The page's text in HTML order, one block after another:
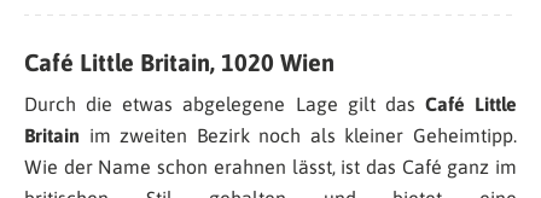
Café Little Britain, 1020 Wien
Durch die etwas abgelegene Lage gilt das Café Little
Britain im zweiten Bezirk noch als kleiner Geheimtipp.
Wie der Name schon erahnen lässt, ist das Café ganz im